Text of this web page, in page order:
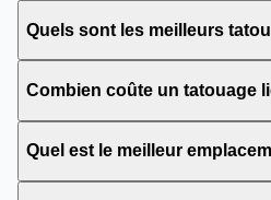
Quels sont les meilleurs
Combien coûte un tatouage
Quel est le meilleur